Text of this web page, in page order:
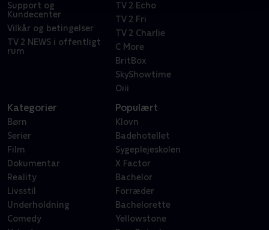
Support og
Kundecenter
Vilkår og betingelser
TV 2 NEWS i offentligt
rum
TV 2 Echo
TV 2 Fri
TV 2 Charlie
C More
BritBox
SkyShowtime
Oiii
Kategorier
Børn
Serier
Film
Dokumentar
Reality
Livsstil
Underholdning
Comedy
Populært
Klovn
Badehotellet
Sygeplejeskolen
X Factor
Bachelor
Forræder
Bachelorette
Yellowstone